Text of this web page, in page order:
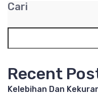
Cari
Recent
Kelebihan Dan